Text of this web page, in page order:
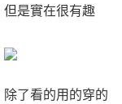
但是實在很有趣
除了看的用的穿的